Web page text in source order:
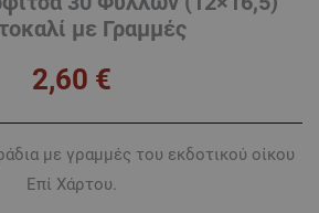
με Γραμμές
2,60 €
με γραμμές του εκδοτικού οίκου
Επί Χάρτου.